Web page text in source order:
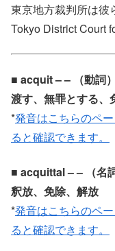
東京地方裁判所は彼
Tokyo District Court
■ acquit – – （動詞
渡す、無罪とする、
*発音はこちらのペ
ると確認できます。
■ acquittal – – （名
釈放、免除、解放
*発音はこちらのペ
ると確認できます。